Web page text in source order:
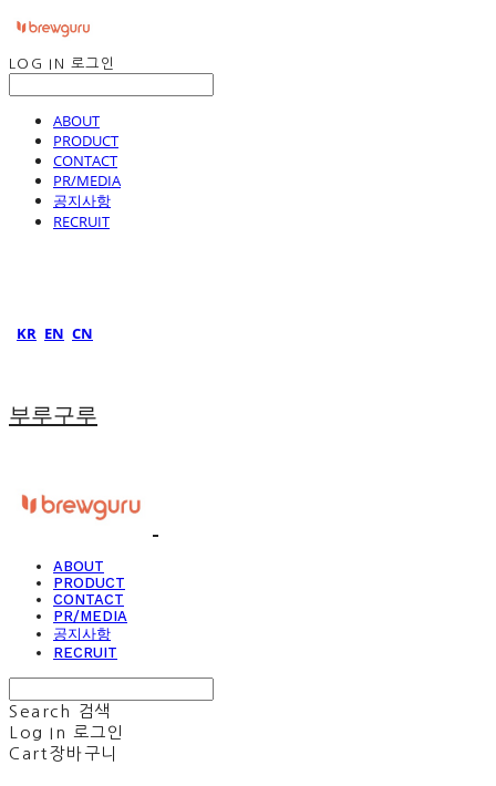
LOG IN 로그인
ABOUT
PRODUCT
CONTACT
PR/MEDIA
공지사항
RECRUIT
KR EN CN
부루구루
ABOUT
PRODUCT
CONTACT
PR/MEDIA
공지사항
RECRUIT
Search
검색
Log In 로그인
Cart 장바구니